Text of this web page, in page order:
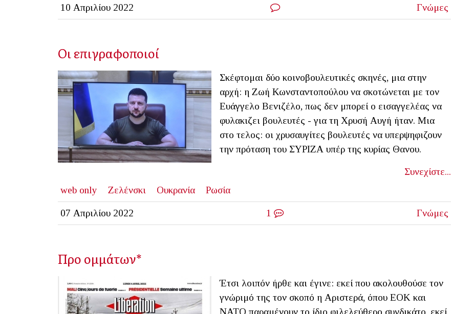
10 Απριλίου 2022 Γνώμες
Οι επιγραφοποιοί
Σκέφτομαι δύο κοινοβουλευτικές σκηνές, μια στην
αρχή: η Ζωή Κωνσταντοπούλου να σκοτώνεται με τον
Ευάγγελο Βενιζέλο, πως δεν μπορεί ο εισαγγελέας να
φυλακιζει βουλευτές - για τη Χρυσή Αυγή ήταν. Μια
στο τελος: οι χρυσαυγίτες βουλευτές να υπερψηφιζουν
την πρόταση του ΣΥΡΙΖΑ υπέρ της κυρίας Θανου.
Συνεχίστε...
web only
Ζελένσκι Ουκρανία Ρωσία
07 Απριλίου 2022 1 Γνώμες
Προ ομμάτων*
Έτσι λοιπόν ήρθε και έγινε: εκεί που ακολουθούσε τον
γνώριμό της τον σκοπό η Αριστερά, όπου ΕΟΚ και